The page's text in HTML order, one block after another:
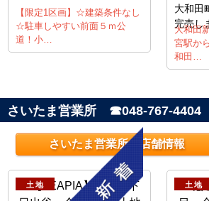
【限定1区画】☆建築条件なし
☆駐車しやすい前面５ｍ公
道！小…
大和田
完売し
大和田
宮駅か
和田…
さいたま営業所 ☎048-767-4404
さいたま営業所 店舗情報
土地 土地